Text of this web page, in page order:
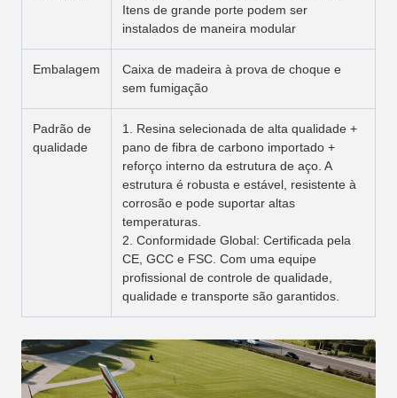
Itens de grande porte podem ser
instalados de maneira modular
Embalagem
Caixa de madeira à prova de choque e
sem fumigação
Padrão de
qualidade
1. Resina selecionada de alta qualidade +
pano de fibra de carbono importado +
reforço interno da estrutura de aço. A
estrutura é robusta e estável, resistente à
corrosão e pode suportar altas
temperaturas.
2. Conformidade Global: Certificada pela
CE, GCC e FSC. Com uma equipe
profissional de controle de qualidade,
qualidade e transporte são garantidos.